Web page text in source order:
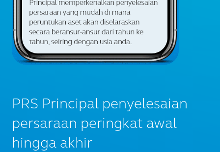
PRS Principal penyelesaian
persaraan peringkat awal
hingga akhir